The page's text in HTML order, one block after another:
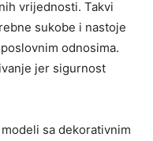
vrijednosti. Takvi
sukobe i nastoje
odnosima.
jer sigurnost
sa dekorativnim